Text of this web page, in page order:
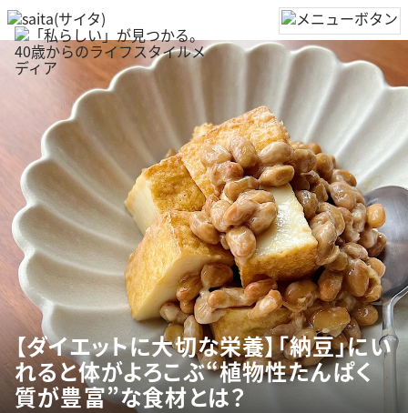
【ダイエットに大切な栄養】「納豆」にい
れると体がよろこぶ“植物性たんぱく
質が豊富”な食材とは？